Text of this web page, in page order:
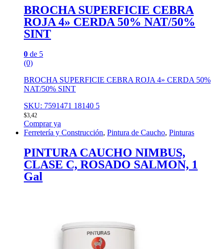
BROCHA SUPERFICIE CEBRA
ROJA 4» CERDA 50% NAT/50%
SINT
0 de 5
(0)
BROCHA SUPERFICIE CEBRA ROJA 4» CERDA 50%
NAT/50% SINT
SKU: 7591471 18140 5
$3,42
Comprar ya
Ferretería y Construcción, Pintura de Caucho, Pinturas
PINTURA CAUCHO NIMBUS,
CLASE C, ROSADO SALMON, 1
Gal